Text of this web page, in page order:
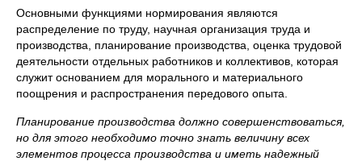
Основными функциями нормирования являются
распределение по труду, научная организация труда и
производства, планирование производства, оценка трудовой
деятельности отдельных работников и коллективов, которая
служит основанием для морального и материального
поощрения и распространения передового опыта.
Планирование производства должно совершенствоваться,
но для этого необходимо точно знать величину всех
элементов процесса производства и иметь надежный